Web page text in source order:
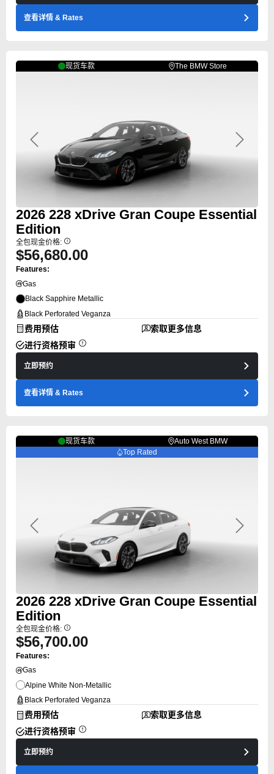
查看详情 & Rates
现货车款 The BMW Store
Previous Next
2026 228 xDrive Gran Coupe Essential
Edition
全包现金价格:
$56,680.00
Features:
Gas
Black Sapphire Metallic
Black Perforated Veganza
费用预估
索取更多信息
进行资格预审
立即预约
查看详情 & Rates
现货车款
Auto West BMW
Top Rated
Previous Next
2026 228 xDrive Gran Coupe Essential
Edition
全包现金价格:
$56,700.00
Features:
Gas
Alpine White Non-Metallic
Black Perforated Veganza
费用预估
索取更多信息
进行资格预审
立即预约